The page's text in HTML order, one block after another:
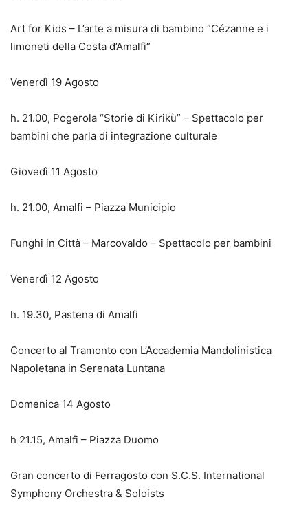
Art for Kids – L’arte a misura di bambino “Cézanne e i
limoneti della Costa d’Amalfi”
Venerdì 19 Agosto
h. 21.00, Pogerola “Storie di Kirikù” – Spettacolo per
bambini che parla di integrazione culturale
Giovedì 11 Agosto
h. 21.00, Amalfi – Piazza Municipio
Funghi in Città – Marcovaldo – Spettacolo per bambini
Venerdì 12 Agosto
h. 19.30, Pastena di Amalfi
Concerto al Tramonto con L’Accademia Mandolinistica
Napoletana in Serenata Luntana
Domenica 14 Agosto
h 21.15, Amalfi – Piazza Duomo
Gran concerto di Ferragosto con S.C.S. International
Symphony Orchestra & Soloists